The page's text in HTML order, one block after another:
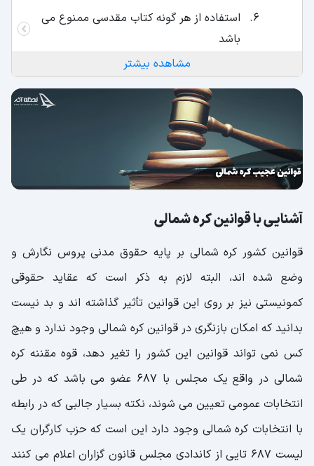
استفاده از هر گونه کتاب مقدسی ممنوع می
باشد
بی احترامی به رهبر کره شمالی مساوی است
با اعدام
قوانین سفر به کره شمالی
سایر قوانین کره شمالی
کره شمالی چه ویژگی هایی دارد؟
رتبه چهارم بزرگترین ارتش دنیا
مشاهده بیشتر
آشنایی با قوانین کره شمالی
قوانین کشور کره شمالی بر پایه حقوق مدنی پروس نگارش و
وضع شده اند، البته لازم به ذکر است که عقاید حقوقی
کمونیستی نیز بر روی این قوانین تأثیر گذاشته اند و بد نیست
بدانید که امکان بازنگری در قوانین کره شمالی وجود ندارد و هیچ
کس نمی تواند قوانین این کشور را تغیر دهد، قوه مقننه کره
شمالی در واقع یک مجلس با 687 عضو می باشد که در طی
انتخابات عمومی تعیین می شوند، نکته بسیار جالبی که در رابطه
با انتخابات کره شمالی وجود دارد این است که حزب کارگران یک
لیست 687 تایی از کاندادی مجلس قانون گزاران اعلام می کنند